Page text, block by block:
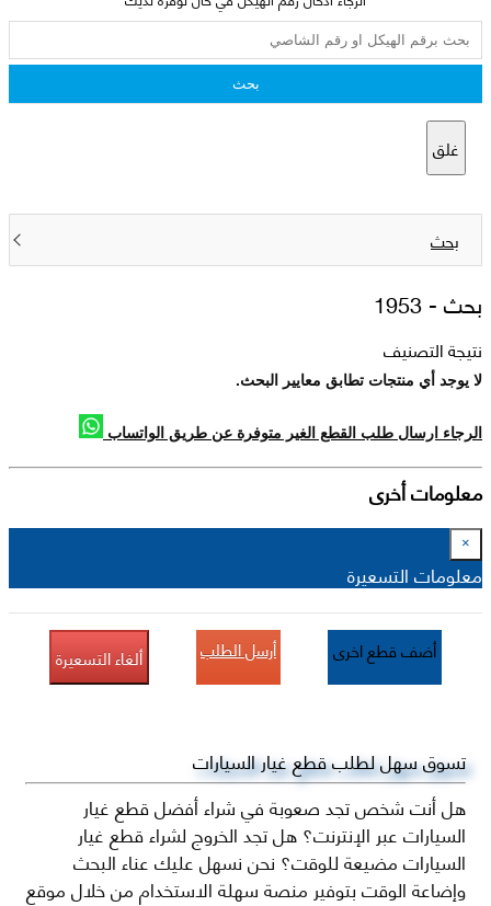
بحث
غلق
بحث
بحث -1953
نتيجة التصنيف
لا يوجد أي منتجات تطابق معايير البحث.
الرجاء ارسال طلب القطع الغير متوفرة عن طريق الواتساب
معلومات أخرى
×
معلومات التسعيرة
أضف قطع اخرى أرسل الطلب ألغاء التسعيرة
تسوق سهل لطلب قطع غيار السيارات
هل أنت شخص تجد صعوبة في شراء أفضل قطع غيار
السيارات عبر الإنترنت؟ هل تجد الخروج لشراء قطع غيار
السيارات مضيعة للوقت؟ نحن نسهل عليك عناء البحث
وإضاعة الوقت بتوفير منصة سهلة الاستخدام من خلال موقع